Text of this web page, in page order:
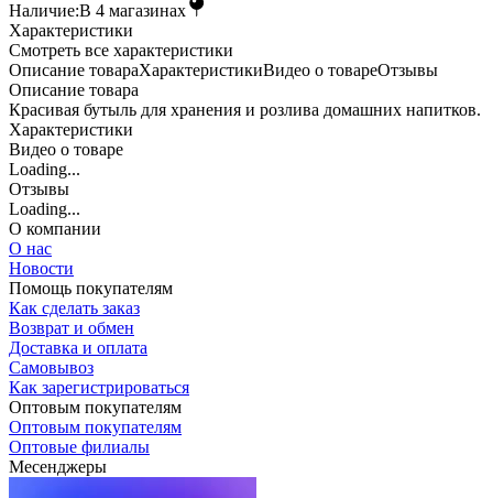
Наличие:В 4 магазинах
Характеристики
Cмотреть все характеристики
Описание товараХарактеристикиВидео о товареОтзывы
Описание товара
Красивая бутыль для хранения и розлива домашних напитков.
Характеристики
Видео о товаре
Loading...
Отзывы
Loading...
О компании
О нас
Новости
Помощь покупателям
Как сделать заказ
Возврат и обмен
Доставка и оплата
Самовывоз
Как зарегистрироваться
Оптовым покупателям
Оптовым покупателям
Оптовые филиалы
Месенджеры